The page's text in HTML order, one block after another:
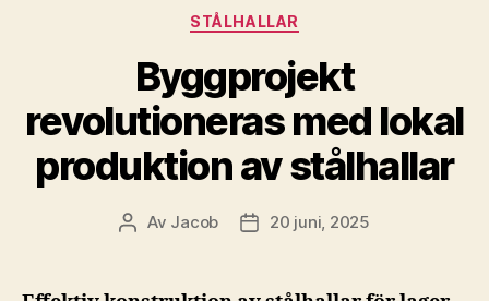
Kategorier
STÅLHALLAR
Byggprojekt
revolutioneras med lokal
produktion av stålhallar
Inläggsförfattare
Av Jacob Inläggsdatum
20 juni, 2025